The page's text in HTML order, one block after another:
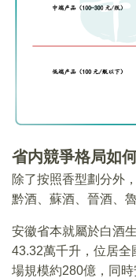
省内競爭格局如
除了按照香型劃分外
黔酒、蘇酒、晉酒、
安徽省本就屬於白酒
43.32萬千升，位居
場規模約280億，同時